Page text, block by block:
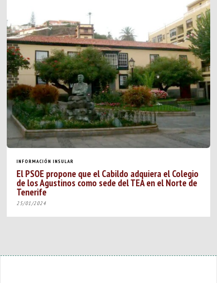
INFORMACIÓN INSULAR
El PSOE propone que el Cabildo adquiera el Colegio
de los Agustinos como sede del TEA en el Norte de
Tenerife
25/01/2024